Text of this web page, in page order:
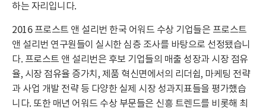
하는 자리입니다.
2016 프로스트 앤 설리번 한국 어워드 수상 기업들은 프로스트
앤 설리번 연구원들이 실시한 심층 조사를 바탕으로 선정됐습니
다. 프로스트 앤 설리번은 후보 기업들의 매출 성장과 시장 점유
율, 시장 점유율 증가치, 제품 혁신면에서의 리더쉽, 마케팅 전략
과 사업 개발 전략 등 다양한 실제 시장 성과지표들을 평가했습
니다. 또한 매년 어워드 수상 부문들은 신흥 트렌드를 비롯해 최